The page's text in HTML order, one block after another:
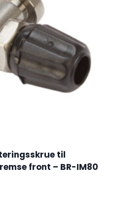
til
front – BR-IM80